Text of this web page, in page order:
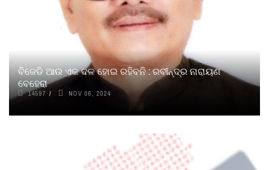
ବିଜେଡି ଆଉ ଏକ ଦଳ ହୋଇ ରହିବନି : ରବୀନ୍ଦ୍ର ନାରାୟଣ
ବେହେରା
14597 NOV 06, 2024